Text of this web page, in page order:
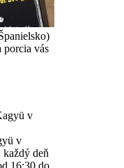
porcia vás
v
deň
16:30 do